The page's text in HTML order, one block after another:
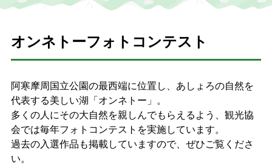
オンネトーフォトコンテスト
阿寒摩周国立公園の最西端に位置し、あしょろの自然を
代表する美しい湖「オンネトー」。
多くの人にその大自然を親しんでもらえるよう、観光協
会では毎年フォトコンテストを実施しています。
過去の入選作品も掲載していますので、ぜひご覧くださ
い。